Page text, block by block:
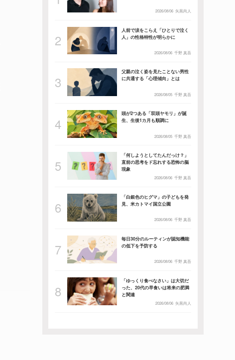
2026/08/06 矢黒尚人
人前で涙をこらえ「ひとりで泣く
人」の性格特性が明らかに
2026/08/06 千野 真吾
父親の泣く姿を見たことない男性
に共通する「心理傾向」とは
2026/08/05 千野 真吾
頭が2つある「双頭ヤモリ」が誕
生、生後1カ月も順調に
2026/08/05 千野 真吾
「何しようとしてたんだっけ？」
直前の思考をド忘れする恐怖の脳
現象
2026/08/06 千野 真吾
「白銀色のヒグマ」の子どもを発
見、米カトマイ国立公園
2026/08/06 千野 真吾
毎日30分のルーティンが認知機能
の低下を予防する
2026/08/06 千野 真吾
「ゆっくり食べなさい」は大切だ
った、20代の早食いは将来の肥満
と関連
2026/08/06 矢黒尚人